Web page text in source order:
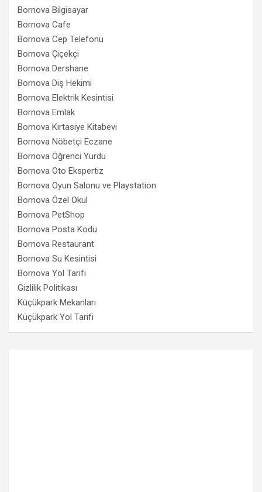
Bornova Bilgisayar
Bornova Cafe
Bornova Cep Telefonu
Bornova Çiçekçi
Bornova Dershane
Bornova Diş Hekimi
Bornova Elektrik Kesintisi
Bornova Emlak
Bornova Kırtasiye Kitabevi
Bornova Nöbetçi Eczane
Bornova Öğrenci Yurdu
Bornova Oto Ekspertiz
Bornova Oyun Salonu ve Playstation
Bornova Özel Okul
Bornova PetShop
Bornova Posta Kodu
Bornova Restaurant
Bornova Su Kesintisi
Bornova Yol Tarifi
Gizlilik Politikası
Küçükpark Mekanları
Küçükpark Yol Tarifi